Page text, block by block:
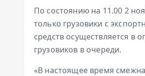
По состоянию на 11.00 2
только грузовики с
средств осуществляется в
грузовиков в очереди.
«В настоящее время